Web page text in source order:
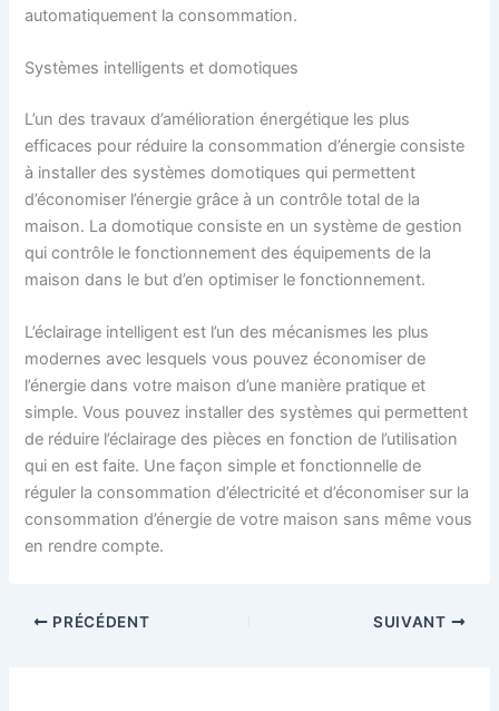
automatiquement la consommation.
Systèmes intelligents et domotiques
L’un des travaux d’amélioration énergétique les plus
efficaces pour réduire la consommation d’énergie consiste
à installer des systèmes domotiques qui permettent
d’économiser l’énergie grâce à un contrôle total de la
maison. La domotique consiste en un système de gestion
qui contrôle le fonctionnement des équipements de la
maison dans le but d’en optimiser le fonctionnement.
L’éclairage intelligent est l’un des mécanismes les plus
modernes avec lesquels vous pouvez économiser de
l’énergie dans votre maison d’une manière pratique et
simple. Vous pouvez installer des systèmes qui permettent
de réduire l’éclairage des pièces en fonction de l’utilisation
qui en est faite. Une façon simple et fonctionnelle de
réguler la consommation d’électricité et d’économiser sur la
consommation d’énergie de votre maison sans même vous
en rendre compte.
PRÉCÉDENT SUIVANT